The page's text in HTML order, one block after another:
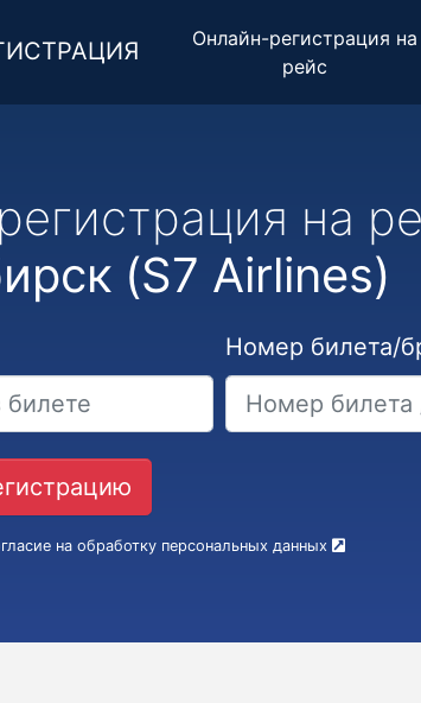
Онлайн-регистрация на
рейс
на
(S7 Airlines)
Номер билета/
на обработку персональных данных